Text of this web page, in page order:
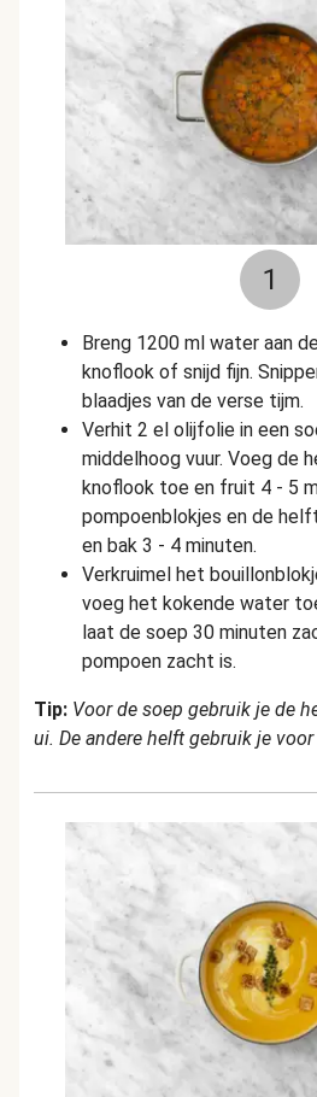
1
Breng 1200 ml water aan
knoflook of snijd fijn.
blaadjes van de verse tijm.
Verhit 2 el olijfolie in een
middelhoog vuur. Voeg de
knoflook toe en fruit 4 - 5
pompoenblokjes en de
en bak 3 - 4 minuten.
Verkruimel het
voeg het kokende water
laat de soep 30 minuten
pompoen zacht is.
Tip: Voor de soep gebruik je de
ui. De andere helft gebruik je